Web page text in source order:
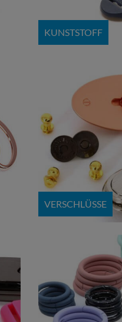
KUNSTSTOFF
VERSCHLÜSSE